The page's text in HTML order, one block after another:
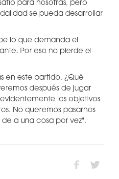
para nosotras, pero
se pueda desarrollar
lo que demanda el
Por eso no pierde el
en este partido. ¿Qué
después de jugar
los objetivos
No queremos pasarnos
a una cosa por vez".